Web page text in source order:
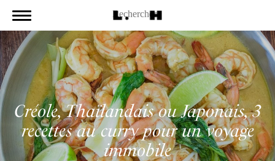
Créole, Thaïlandais ou Japonais, 3
recettes au curry pour un voyage
immobile